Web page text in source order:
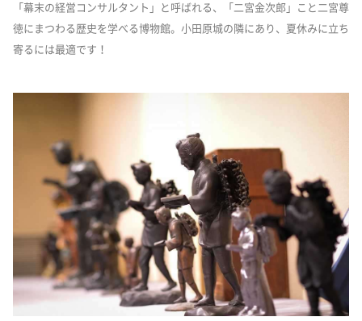
「幕末の経営コンサルタント」と呼ばれる、「二宮金次郎」こと二宮尊
徳にまつわる歴史を学べる博物館。小田原城の隣にあり、夏休みに立ち
寄るには最適です！